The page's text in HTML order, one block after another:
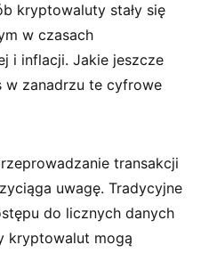
kryptowaluty stały się
w czasach
i inflacji. Jakie jeszcze
w zanadrzu te cyfrowe
transakcji
uwagę. Tradycyjne
do licznych danych
kryptowalut mogą